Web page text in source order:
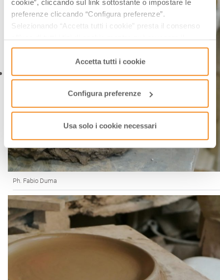
cookie”, cliccando sul link sottostante o impostare le
preferenze cliccando “Configura preferenze”.
Selezionando “Accetta tutti i cookie” presta il consenso
consenso cliccando su “Usa solo i cookie necessari” e
saranno attivati i soli cookie tecnici necessari al corretto
funzionamento del sito.
Accetta tutti i cookie
Configura preferenze
Usa solo i cookie necessari
Ph. Fabio Duma